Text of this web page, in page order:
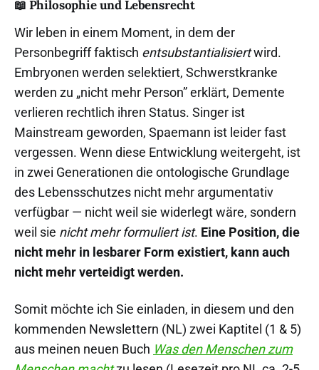
📖 Philosophie und Lebensrecht
Wir leben in einem Moment, in dem der
Personbegriff faktisch entsubstantialisiertwird.
Embryonen werden selektiert, Schwerstkranke
werden zu „nicht mehr Person” erklärt, Demente
verlieren rechtlich ihren Status. Singer ist
Mainstream geworden, Spaemann ist leider fast
vergessen. Wenn diese Entwicklung weitergeht, ist
in zwei Generationen die ontologische Grundlage
des Lebensschutzes nicht mehr argumentativ
verfügbar — nicht weil sie widerlegt wäre, sondern
weil sie nicht mehr formuliert ist. Eine Position, die
nicht mehr in lesbarer Form existiert, kann auch
nicht mehr verteidigt werden.
Somit möchte ich Sie einladen, in diesem und den
kommenden Newslettern (NL) zwei Kaptitel (1 & 5)
aus meinen neuen Buch Was den Menschen zum